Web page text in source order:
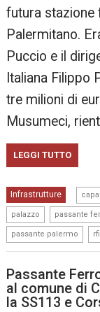
futura stazione
Palermitano.
Puccio e il
Italiana Filippo
tre milioni di
Musumeci,
LEGGI TUTTO
Infrastrutture
palazzo passante
passante palermo rfi
Passante
al comune di
la SS113 e